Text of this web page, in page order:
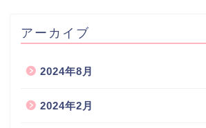
アーカイブ
2024年8月
2024年2月